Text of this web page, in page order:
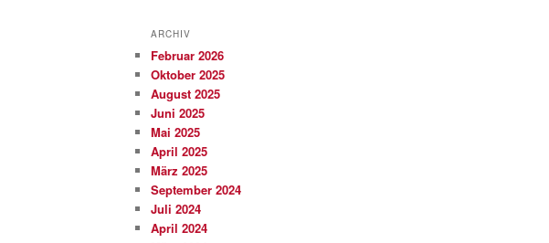
ARCHIV
Februar 2026
Oktober 2025
August 2025
Juni 2025
Mai 2025
April 2025
März 2025
September 2024
Juli 2024
April 2024